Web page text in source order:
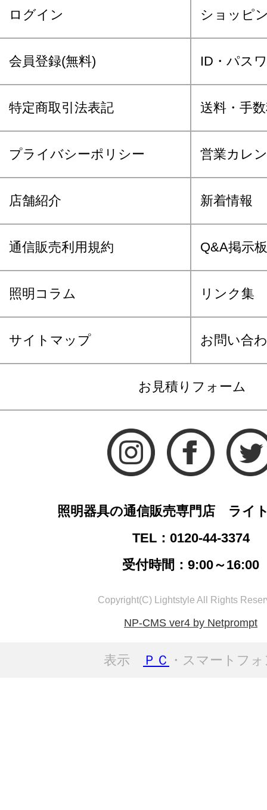
ログイン ショッピ
会員登録(無料) ID・パス
特定商取引法表記 送料・手
プライバシーポリシー 営業カレ
店舗紹介 新着情報
通信販売利用規約 Q&A掲示板
照明コラム リンク集
サイトマップ お問い合
お見積りフォーム
照明器具の通信販売専門店 ライ
TEL：0120-44-3374
受付時間：9:00～16:00
Copyright(C) Lightstyle All Rights
NP-CMS ver4 by Netprompt
表示 ＰＣ ・スマートフ